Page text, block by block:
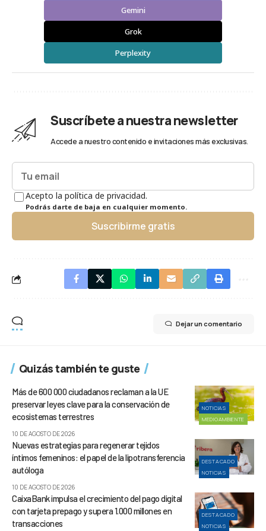
Gemini
Grok
Perplexity
Suscríbete a nuestra newsletter
Accede a nuestro contenido e invitaciones más exclusivas.
Acepto la política de privacidad.
Podrás darte de baja en cualquier momento.
Suscribirme gratis
Dejar un comentario
Quizás también te guste
NOTICIAS
MEDIOAMBIENTE
Más de 600 000 ciudadanos reclaman a la UE
preservar leyes clave para la conservación de
ecosistemas terrestres
10 DE AGOSTO DE 2026
DESTACADO
NOTICIAS
Nuevas estrategias para regenerar tejidos
íntimos femeninos: el papel de la lipotransferencia
autóloga
10 DE AGOSTO DE 2026
DESTACADO
NOTICIAS
CaixaBank impulsa el crecimiento del pago digital
con tarjeta prepago y supera 1.000 millones en
transacciones